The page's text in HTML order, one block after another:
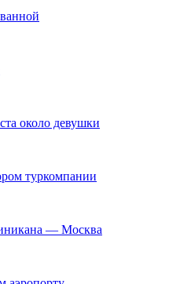
около девушки
туркомпании
— Москва